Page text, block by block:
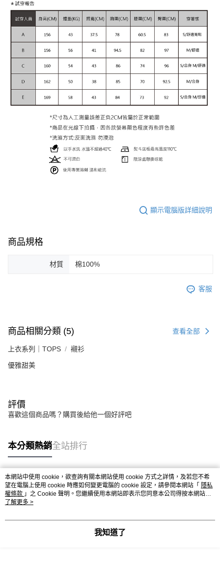
顯示電腦版詳細說明
商品規格
材質 棉100%
客服
商品相關分類 (5) 查看全部
上衣系列｜TOPS 襯衫
優雅甜美
評價
喜歡這個商品嗎？購買後給他一個好評吧
本分類熱銷全站排行
熱門標籤
本網站中使用 cookie，欲查詢有關本網站使用 cookie 方式之詳情，及若您不希
望在電腦上使用 cookie 時應如何變更電腦的 cookie 設定，請參閱本網站「 隱私
權條款 」之 Cookie 聲明。您繼續使用本網站即表示您同意本公司得按本網站使
用條款之 Cookie 聲明使用 cookie。
了解更多 >
我知道了